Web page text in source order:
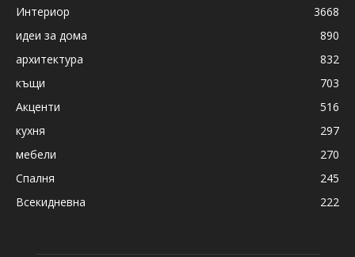
Интериор
3668
идеи за дома
890
архитектура
832
къщи
703
Акценти
516
кухня
297
мебели
270
Спалня
245
Всекидневна
222